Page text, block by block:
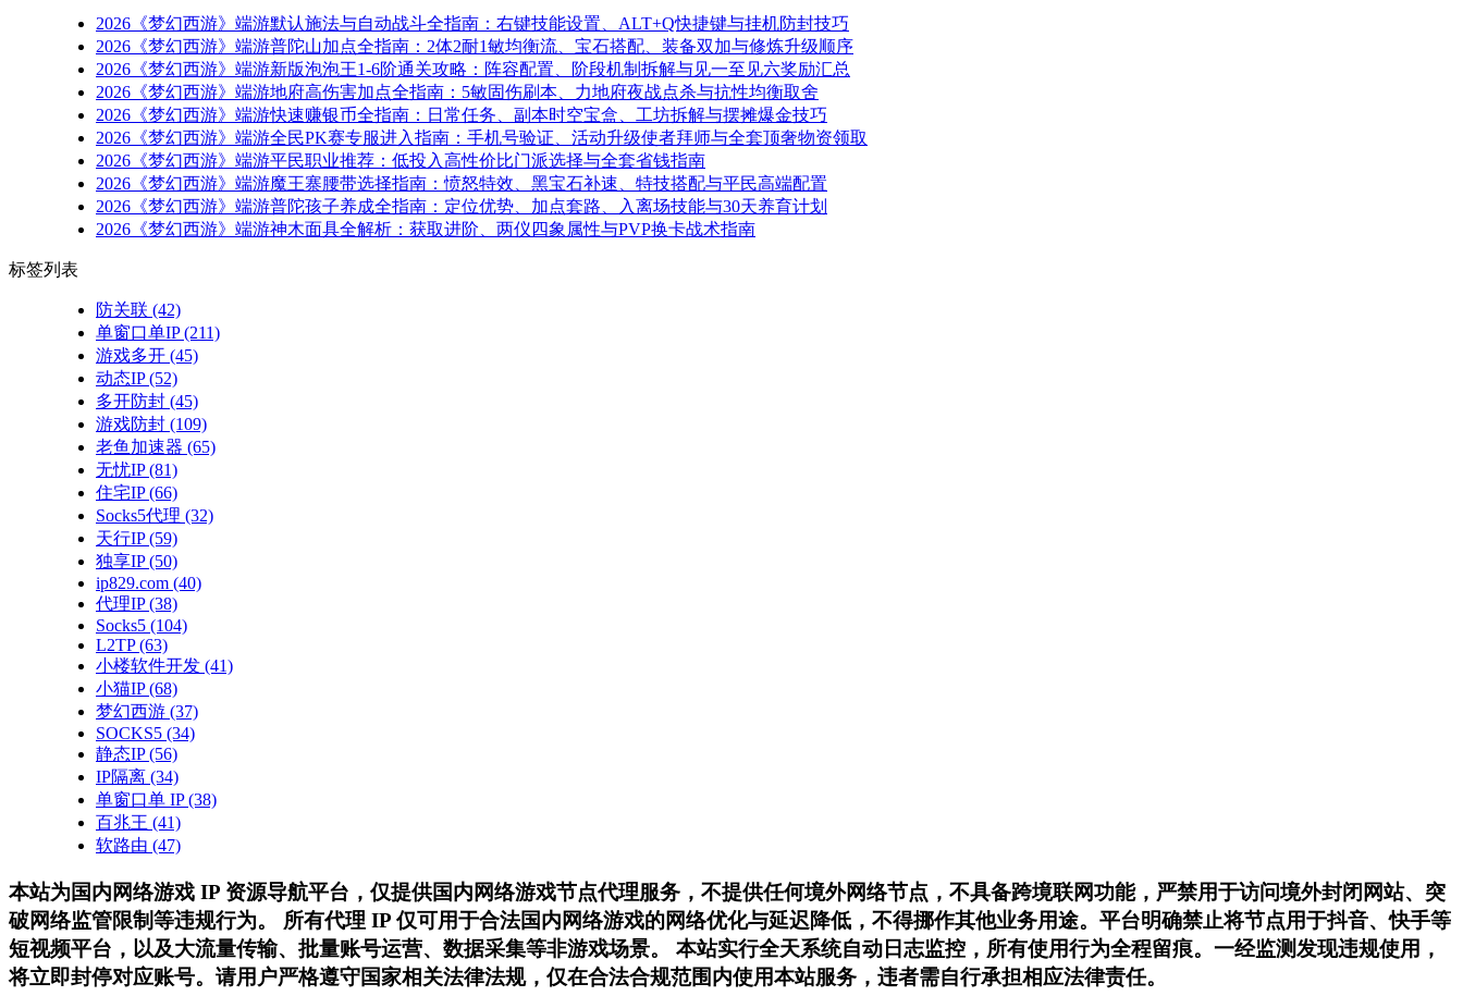
2026《梦幻西游》端游默认施法与自动战斗全指南：右键技能设置、ALT+Q快捷键与挂机防封技巧
2026《梦幻西游》端游普陀山加点全指南：2体2耐1敏均衡流、宝石搭配、装备双加与修炼升级顺序
2026《梦幻西游》端游新版泡泡王1-6阶通关攻略：阵容配置、阶段机制拆解与见一至见六奖励汇总
2026《梦幻西游》端游地府高伤害加点全指南：5敏固伤刷本、力地府夜战点杀与抗性均衡取舍
2026《梦幻西游》端游快速赚银币全指南：日常任务、副本时空宝盒、工坊拆解与摆摊爆金技巧
2026《梦幻西游》端游全民PK赛专服进入指南：手机号验证、活动升级使者拜师与全套顶奢物资领取
2026《梦幻西游》端游平民职业推荐：低投入高性价比门派选择与全套省钱指南
2026《梦幻西游》端游魔王寨腰带选择指南：愤怒特效、黑宝石补速、特技搭配与平民高端配置
2026《梦幻西游》端游普陀孩子养成全指南：定位优势、加点套路、入离场技能与30天养育计划
2026《梦幻西游》端游神木面具全解析：获取进阶、两仪四象属性与PVP换卡战术指南
标签列表
防关联 (42)
单窗口单IP(211)
游戏多开 (45)
动态IP(52)
多开防封 (45)
游戏防封 (109)
老鱼加速器 (65)
无忧IP(81)
住宅IP(66)
Socks5代理 (32)
天行IP(59)
独享IP(50)
ip829.com (40)
代理IP(38)
Socks5 (104)
L2TP(63)
小楼软件开发 (41)
小猫IP(68)
梦幻西游 (37)
SOCKS5 (34)
静态IP(56)
IP隔离 (34)
单窗口单 IP(38)
百兆王 (41)
软路由 (47)
本站为国内网络游戏 IP 资源导航平台，仅提供国内网络游戏节点代理服务，不提供任何境外网络节点，不具备跨境联网功能，严禁用于访问境外封闭网站、突
破网络监管限制等违规行为。 所有代理 IP 仅可用于合法国内网络游戏的网络优化与延迟降低，不得挪作其他业务用途。平台明确禁止将节点用于抖音、快手等
短视频平台，以及大流量传输、批量账号运营、数据采集等非游戏场景。 本站实行全天系统自动日志监控，所有使用行为全程留痕。一经监测发现违规使用，
将立即封停对应账号。请用户严格遵守国家相关法律法规，仅在合法合规范围内使用本站服务，违者需自行承担相应法律责任。